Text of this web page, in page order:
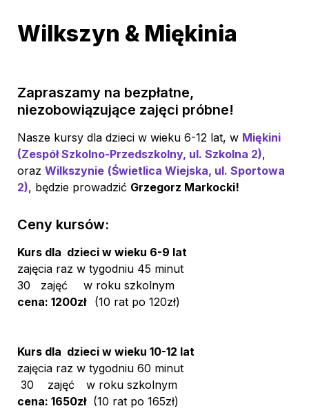
Wilkszyn & Miękinia
Zapraszamy na bezpłatne,
niezobowiązujące zajęci próbne!
Nasze kursy dla dzieci w wieku 6-12 lat, w Miękini
(Zespół Szkolno-Przedszkolny, ul. Szkolna 2),
oraz Wilkszynie (Świetlica Wiejska, ul. Sportowa
2), będzie prowadzić
Ceny kursów:
Kurs dla  dzieci w wieku 6-9 lat
zajęcia raz w tygodniu 45 minut
30   zajęć
w roku szkolnym
cena: 1200zł (10 rat po 120zł)
Kurs dla  dzieci w wieku 10-12 lat
zajęcia raz w tygodniu 60 minut
30    zajęć
w roku szkolnym
cena: 1650zł (10 rat po 165zł)